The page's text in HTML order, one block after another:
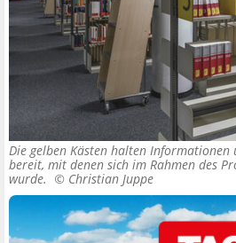
Die gelben Kästen halten Informationen
bereit, mit denen sich im Rahmen des
wurde. © Christian Juppe